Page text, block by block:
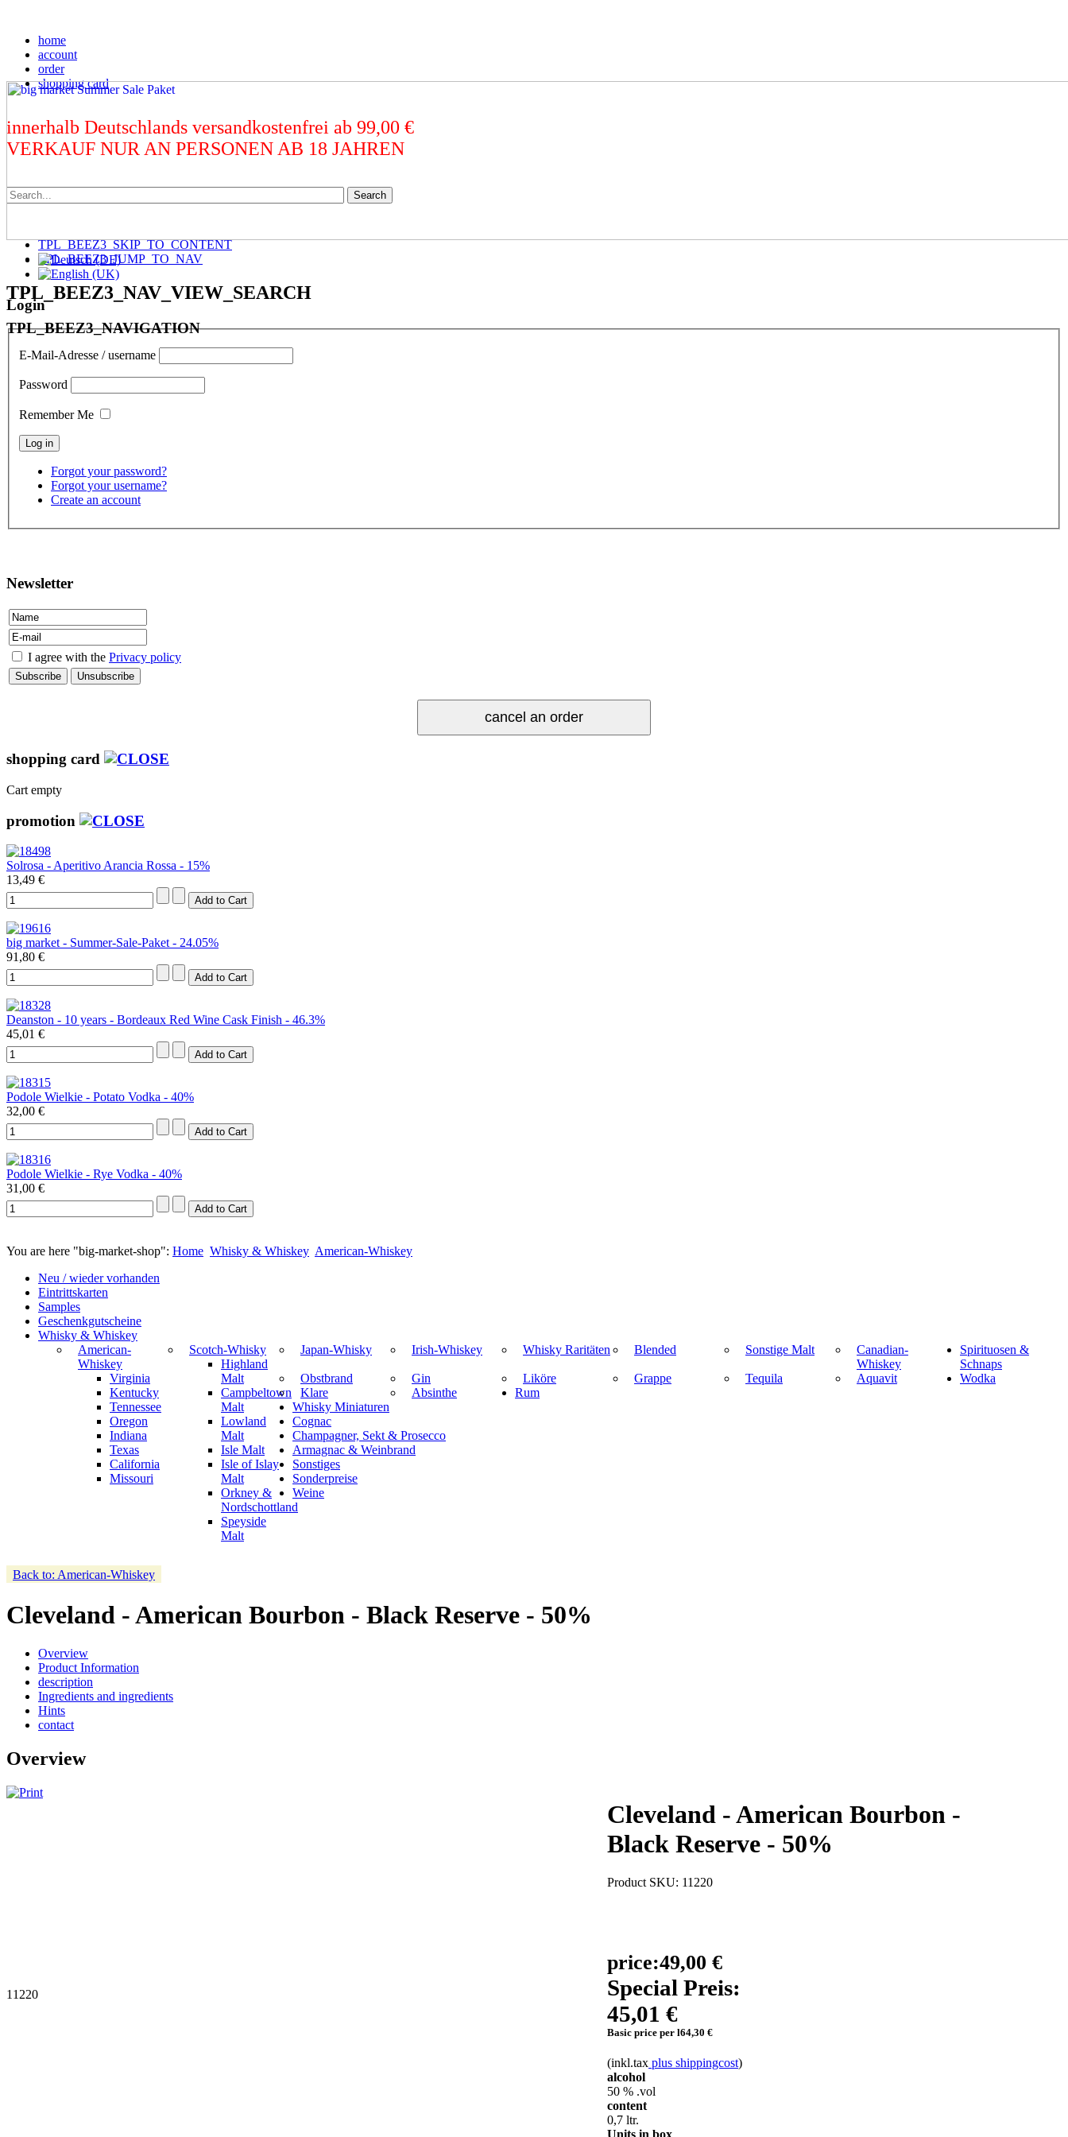
home
account
order
shopping card
innerhalb Deutschlands versandkostenfrei ab 99,00 €
VERKAUF NUR AN PERSONEN AB 18 JAHREN
Search
TPL_BEEZ3_SKIP_TO_CONTENT
TPL_BEEZ3_JUMP_TO_NAV
TPL_BEEZ3_NAV_VIEW_SEARCH
TPL_BEEZ3_NAVIGATION
Login
E-Mail-Adresse / username
Password
Remember Me
Forgot your password?
Forgot your username?
Create an account
Newsletter
I agree with the Privacy policy
shopping card
Cart empty
promotion
Solrosa - Aperitivo Arancia Rossa - 15%
13,49 €
big market - Summer-Sale-Paket - 24.05%
91,80 €
Deanston - 10 years - Bordeaux Red Wine Cask Finish - 46.3%
45,01 €
Podole Wielkie - Potato Vodka - 40%
32,00 €
Podole Wielkie - Rye Vodka - 40%
31,00 €
You are here "big-market-shop": Home Whisky & Whiskey American-Whiskey
Neu / wieder vorhanden
Eintrittskarten
Samples
Geschenkgutscheine
Whisky & Whiskey
American-
Whiskey
Virginia
Kentucky
Tennessee
Oregon
Indiana
Texas
California
Missouri
Scotch-Whisky
Highland
Malt
Campbeltown
Malt
Lowland
Malt
Isle Malt
Isle of Islay
Malt
Orkney &
Nordschottland
Speyside
Malt
Japan-Whisky Irish-Whiskey Whisky Raritäten Blended Sonstige Malt
Canadian-
Whiskey
Spirituosen &
Schnaps
Obstbrand
Gin Liköre Grappe Tequila
Aquavit
Klare
Absinthe
Wodka
Rum
Whisky Miniaturen
Cognac
Champagner, Sekt & Prosecco
Armagnac & Weinbrand
Sonstiges
Sonderpreise
Weine
Back to: American-Whiskey
Cleveland - American Bourbon - Black Reserve - 50%
Overview
Product Information
description
Ingredients and ingredients
Hints
contact
Overview
11220
Cleveland - American Bourbon -
Black Reserve - 50%
Product SKU: 11220
price:49,00 €
Special Preis:
45,01 €
Basic price per l64,30 €
(inkl.tax plus shippingcost)
alcohol
50 % .vol
content
0,7 ltr.